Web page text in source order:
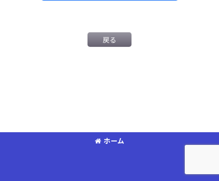
戻る
ホーム